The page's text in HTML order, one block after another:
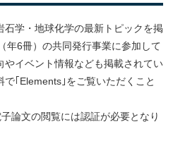
石学・地球化学の最新トピックを掲
年6冊）の共同発行事業に参加して
やイベント情報なども掲載されてい
｢Elements｣をご覧いただくこと
論文の閲覧には認証が必要となり